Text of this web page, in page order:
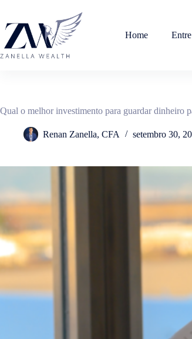
conteúdo
Home
Qual o melhor investimento para guardar dinheiro
Renan Zanella, CFA setembro 30,